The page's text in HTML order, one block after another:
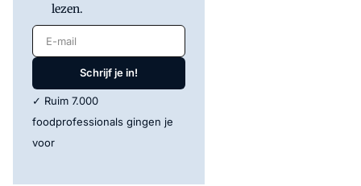
lezen.
E-mail
Schrijf je in!
✓ Ruim 7.000
foodprofessionals gingen je
voor